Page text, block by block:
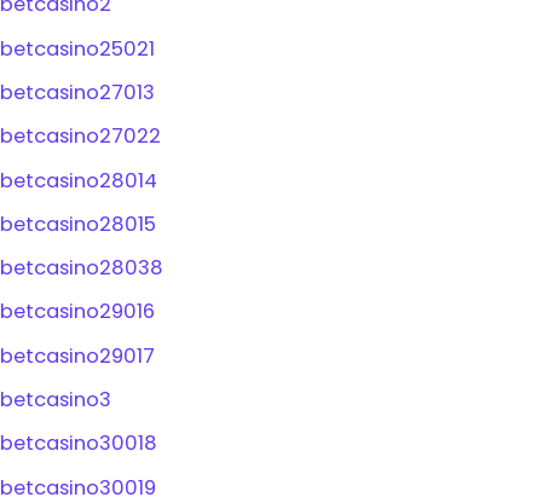
betcasino25021
betcasino27013
betcasino27022
betcasino28014
betcasino28015
betcasino28038
betcasino29016
betcasino29017
betcasino3
betcasino30018
betcasino30019